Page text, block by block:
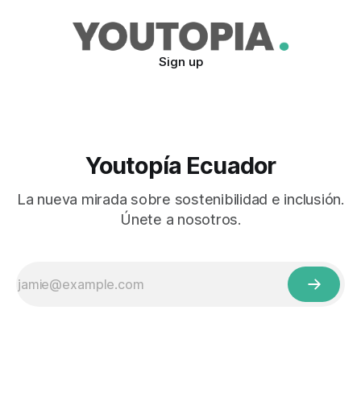
Sign up
Youtopía Ecuador
La nueva mirada sobre sostenibilidad e inclusión.
Únete a nosotros.